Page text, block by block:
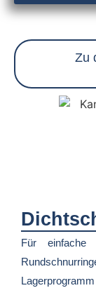
Zu
Für einfache